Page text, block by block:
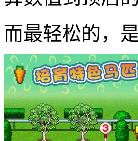
而最轻松的，